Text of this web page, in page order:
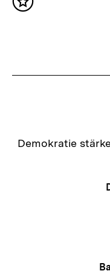
c
n
Inhalt
Zur
Demokratie